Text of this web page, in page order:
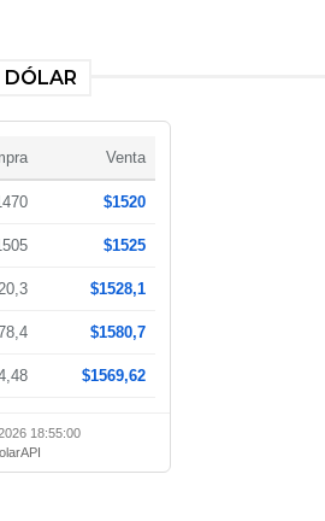
Venta
$1520
$1525
$1528,1
$1580,7
$1569,62
18:55:00